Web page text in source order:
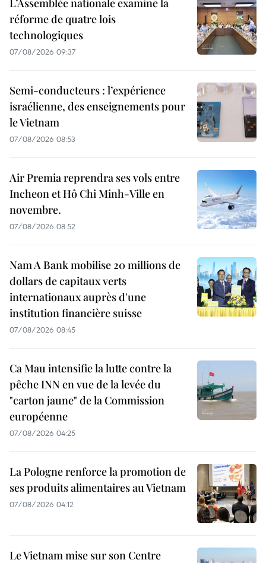
L’Assemblée nationale examine la
réforme de quatre lois
technologiques
07/08/2026 09:37
Semi-conducteurs : l’expérience
israélienne, des enseignements pour
le Vietnam
07/08/2026 08:53
Air Premia reprendra ses vols entre
Incheon et Hô Chi Minh-Ville en
novembre.
07/08/2026 08:52
Nam A Bank mobilise 20 millions de
dollars de capitaux verts
internationaux auprès d'une
institution financière suisse
07/08/2026 08:45
Ca Mau intensifie la lutte contre la
pêche INN en vue de la levée du
"carton jaune" de la Commission
européenne
07/08/2026 04:25
La Pologne renforce la promotion de
ses produits alimentaires au Vietnam
07/08/2026 04:12
Le Vietnam mise sur son Centre